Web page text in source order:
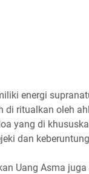
energi
di ritualkan oleh
yang di
dan
Uang Asma